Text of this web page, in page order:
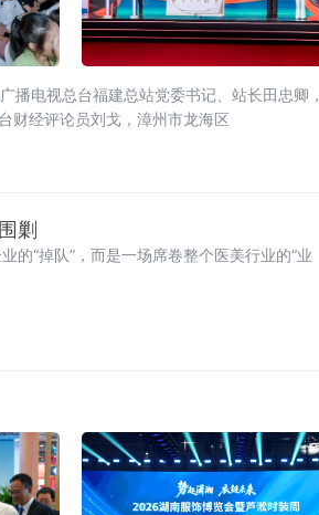
播电视总台福建总站党委书记、站长田忠卿，
财经评论员刘戈，漳州市龙海区
剿
“掉队”，而是一场席卷整个医美行业的“业